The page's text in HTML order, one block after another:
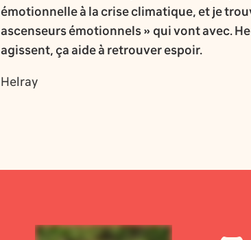
émotionnelle à la crise climatique, et je
ascenseurs émotionnels » qui vont avec.
agissent, ça aide à retrouver espoir.
Helray